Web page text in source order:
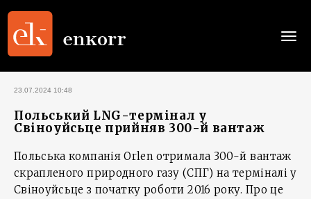
23.07.2024 10:48
Польський LNG-термінал у
Свіноуйсьце прийняв 300-й вантаж
Польська компанія Orlen отримала 300-й вантаж
скрапленого природного газу (СПГ) на терміналі у
Свіноуйсьце з початку роботи 2016 року. Про це